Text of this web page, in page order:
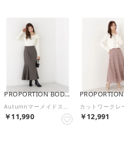
PROPORTION BODY DRESSING
Autumnマーメイドスカート （ブラウン1）
￥11,990 ￥12,991